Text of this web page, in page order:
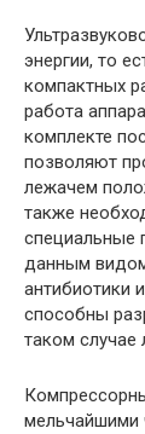
энергии, то
компактных
работа
комплекте
позволяют
лежачем
также
специальные
данным
антибиотики
способны
таком случае
мельчайшими